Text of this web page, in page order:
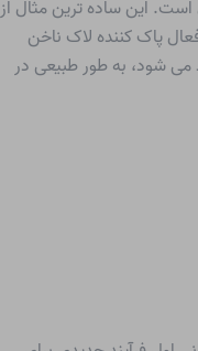
و قابل اشتعال است. این ساده ترین مثال از
پاک کننده لاک ناخن
می شود، به طور طبیعی در